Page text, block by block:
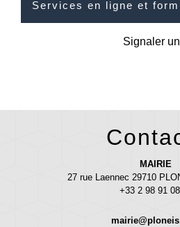
Services en ligne et
Signaler
MAIRIE
27 rue Laennec 29710
+33 2 98 91